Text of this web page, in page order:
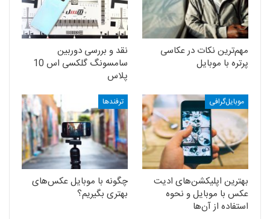
مهم‌ترین نکات در عکاسی
پرتره با موبایل
نقد و بررسی دوربین
سامسونگ گلکسی اس 10
پلاس
موبایل‌گرافی
بهترین اپلیکشن‌های ادیت
عکس با موبایل و نحوه
استفاده از آن‌ها
ترفندها
چگونه با موبایل عکس‌های
بهتری بگیریم؟